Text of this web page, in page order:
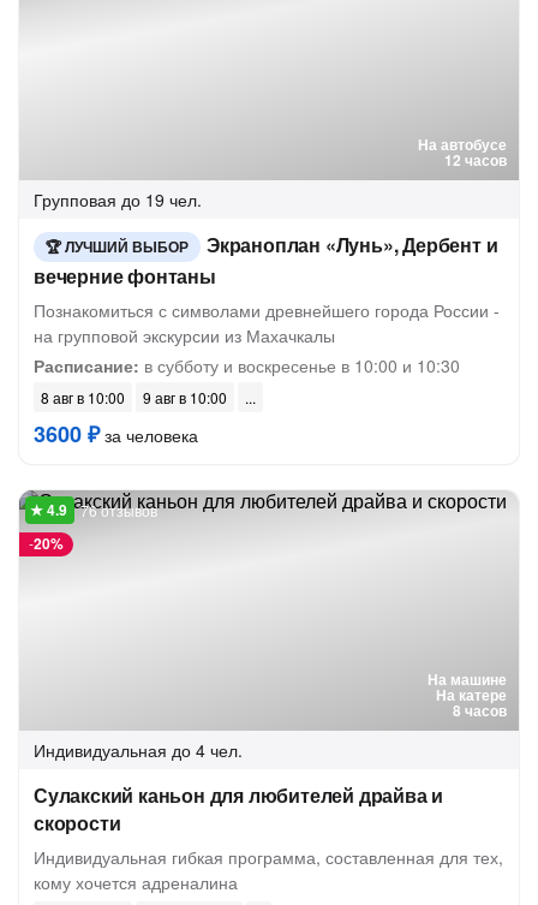
На автобусе
12 часов
Групповая до 19 чел.
ЛУЧШИЙ ВЫБОР
Экраноплан «Лунь», Дербент и
вечерние фонтаны
Познакомиться с символами древнейшего города России -
на групповой экскурсии из Махачкалы
Расписание: в субботу и воскресенье в 10:00 и 10:30
8 авг в 10:00 9 авг в 10:00
3600 ₽за человека
На машине
На катере
8 часов
-20%
76 отзывов
Индивидуальная до 4 чел.
Сулакский каньон для любителей драйва и
скорости
Индивидуальная гибкая программа, составленная для тех,
кому хочется адреналина